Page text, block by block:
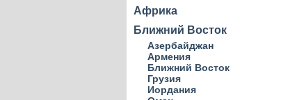
Африка
Ближний Восток
Азербайджан
Армения
Ближний Восток
Грузия
Иордания